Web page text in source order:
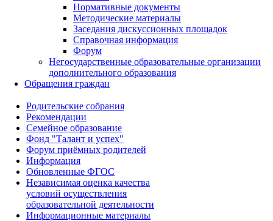
Нормативные документы
Методические материалы
Заседания дискуссионных площадок
Справочная информация
Форум
Негосударственные образовательные организации
дополнительного образования
Обращения граждан
Родительские собрания
Рекомендации
Семейное образование
Фонд "Талант и успех"
Форум приёмных родителей
Информация
Обновленные ФГОС
Независимая оценка качества
условий осуществления
образовательной деятельности
Информационные материалы